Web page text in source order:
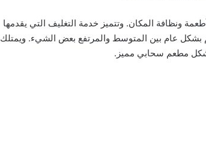
ونظافة المكان. وتتميز خدمة التغليف التي يقدمها
بشكل عام بين المتوسط والمرتفع بعض الشيء. ويمتلك
شكل مطعم سحابي مميز.